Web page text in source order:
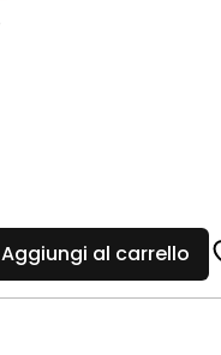
Aggiungi al carrello